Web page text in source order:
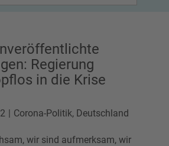
Regierung
in die Krise
Corona-Politik, Deutschland
wir sind aufmerksam, wir